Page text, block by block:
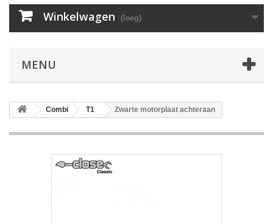
Winkelwagen (leeg)
MENU
Combi T1 Zwarte motorplaat achteraan